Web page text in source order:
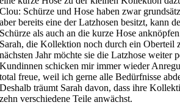
Clou: Schürze und Hose haben zwar
aber bereits eine der Latzhosen besitzt, kann
Schürze als auch an die kurze Hose
Sarah, die Kollektion noch durch ein Oberteil
nächsten Jahr möchte sie die Latzhose weiter
Kundinnen schicken mir immer wieder
total freue, weil ich gerne alle Bedürfnisse
Deshalb träumt Sarah davon, dass ihre
zehn verschiedene Teile anwächst.